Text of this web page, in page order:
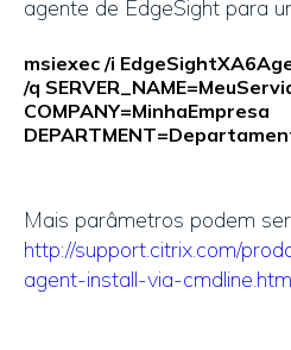
agente de EdgeSight para
msiexec /i
/q
COMPANY=MinhaEmpresa
Mais parâmetros podem
http://support.citrix.com/
agent-install-via-